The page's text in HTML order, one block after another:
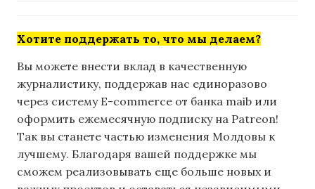
Хотите поддержать то, что мы делаем?
Вы можете внести вклад в качественную
журналистику, поддержав нас единоразово
через систему E-commerce от банка maib или
оформить ежемесячную подписку на Patreon!
Так вы станете частью изменения Молдовы к
лучшему. Благодаря вашей поддержке мы
сможем реализовывать еще больше новых и